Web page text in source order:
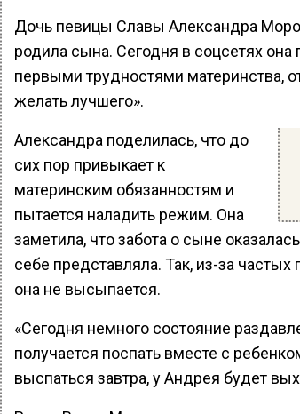
Дочь певицы Славы Александра
родила сына. Сегодня в соцсетях она
первыми трудностями материнства,
желать лучшего».
Александра поделилась, что до
сих пор привыкает к
материнским обязанностям и
пытается наладить режим. Она
заметила, что забота о сыне
себе представляла. Так, из-за
она не высыпается.
«Сегодня немного состояние
получается поспать вместе с
выспаться завтра, у Андрея будет